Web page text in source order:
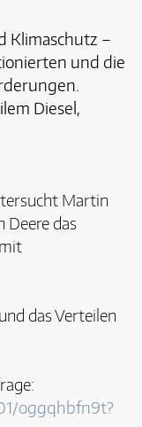
Klimaschutz –
und die
Diesel,
Martin
Deere das
das Verteilen
oggqhbfn9t?